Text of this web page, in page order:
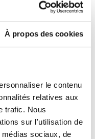
À propos des cookies
le contenu
relatives aux
trafic. Nous
sur l'utilisation de
sociaux, de
enregistreuses
des options
réservations en
la gestion de
offre ses services à
au Danemark, en
sur www.trivec.fr